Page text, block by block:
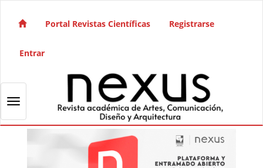
Navegación principal
Barra lateral
Portal Revistas Científicas Registrarse
Entrar
Toggle navigation